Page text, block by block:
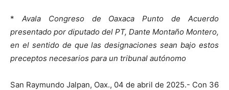
* Avala Congreso de Oaxaca Punto de Acuerdo
presentado por diputado del PT, Dante Montaño Montero,
en el sentido de que las designaciones sean bajo estos
preceptos necesarios para un tribunal autónomo
San Raymundo Jalpan, Oax., 04 de abril de 2025.- Con 36